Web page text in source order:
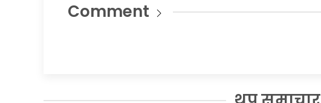
Comment